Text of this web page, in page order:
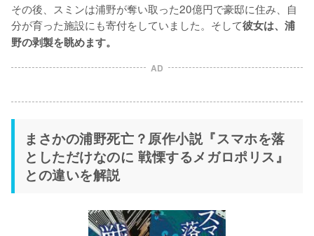
その後、スミンは浦野が奪い取った20億円で豪邸に住み、自
分が育った施設にも寄付をしていました。そして彼女は、浦
野の剥製を眺めます。
AD
まさかの浦野死亡？原作小説『スマホを落
としただけなのに 戦慄するメガロポリス』
との違いを解説